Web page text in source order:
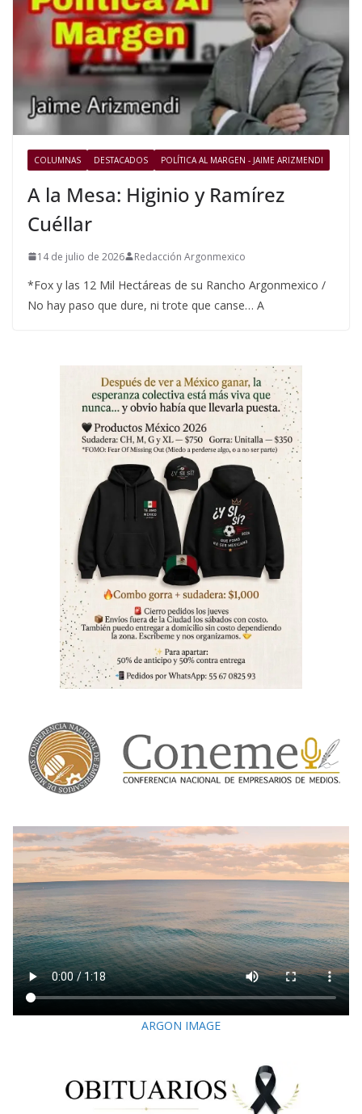
COLUMNAS DESTACADOS POLÍTICA AL MARGEN - JAIME ARIZMENDI
A la Mesa: Higinio y Ramírez
Cuéllar
14 de julio de 2026 Redacción Argonmexico
*Fox y las 12 Mil Hectáreas de su Rancho Argonmexico /
No hay paso que dure, ni trote que canse… A
ARGON IMAGE